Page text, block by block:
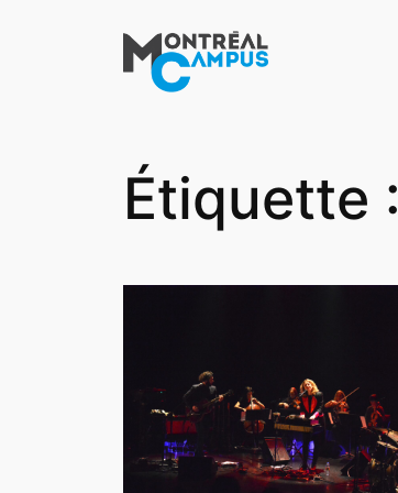
Étiquette :